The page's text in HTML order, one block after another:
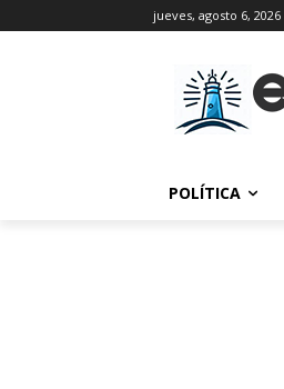
jueves, agosto 6, 2026
POLÍTICA